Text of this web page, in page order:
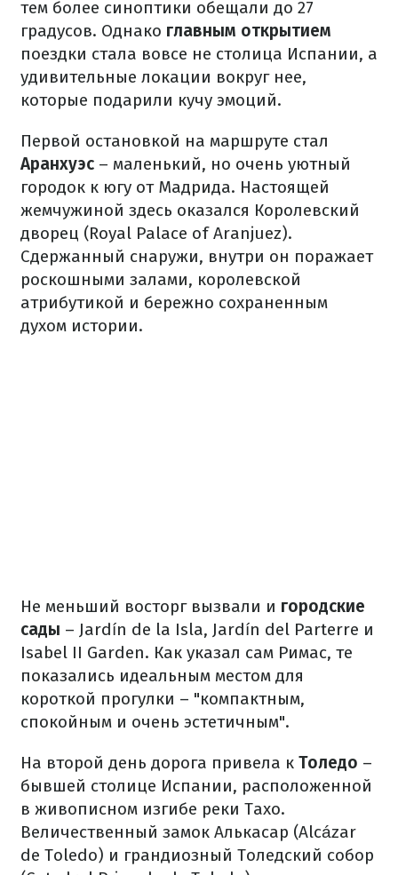
тем более синоптики обещали до 27
градусов. Однако главным открытием
поездки стала вовсе не столица Испании, а
удивительные локации вокруг нее,
которые подарили кучу эмоций.
Первой остановкой на маршруте стал
Аранхуэс – маленький, но очень уютный
городок к югу от Мадрида. Настоящей
жемчужиной здесь оказался Королевский
дворец (Royal Palace of Aranjuez).
Сдержанный снаружи, внутри он поражает
роскошными залами, королевской
атрибутикой и бережно сохраненным
духом истории.
Не меньший восторг вызвали и городские
сады – Jardín de la Isla, Jardín del Parterre и
Isabel II Garden. Как указал сам Римас, те
показались идеальным местом для
короткой прогулки – "компактным,
спокойным и очень эстетичным".
На второй день дорога привела к Толедо –
бывшей столице Испании, расположенной
в живописном изгибе реки Тахо.
Величественный замок Алькасар (Alcázar
de Toledo) и грандиозный Толедский собор